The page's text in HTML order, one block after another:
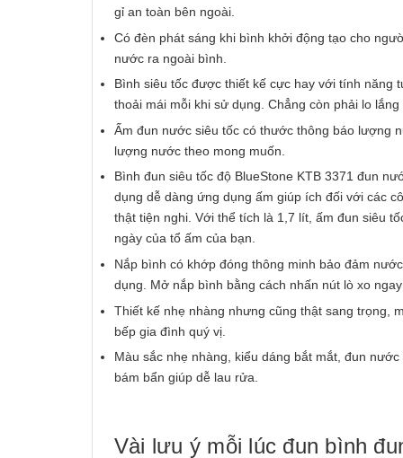
gỉ an toàn bên ngoài.
Có đèn phát sáng khi bình khởi động tạo cho
nước ra ngoài bình.
Bình siêu tốc được thiết kế cực hay với tính năng
thoải mái mỗi khi sử dụng. Chẳng còn phải lo
Ấm đun nước siêu tốc có thước thông báo lượng
lượng nước theo mong muốn.
Bình đun siêu tốc độ BlueStone KTB 3371 đun
dụng dễ dàng ứng dụng ấm giúp ích đối với các
thật tiện nghi. Với thể tích là 1,7 lít, ấm đun siêu
ngày của tổ ấm của bạn.
Nắp bình có khớp đóng thông minh bảo đảm
dụng. Mở nắp bình bằng cách nhấn nút lò xo
Thiết kế nhẹ nhàng nhưng cũng thật sang trọng,
bếp gia đình quý vị.
Màu sắc nhẹ nhàng, kiểu dáng bắt mắt, đun
bám bẩn giúp dễ lau rửa.
Vài lưu ý mỗi lúc đun bình